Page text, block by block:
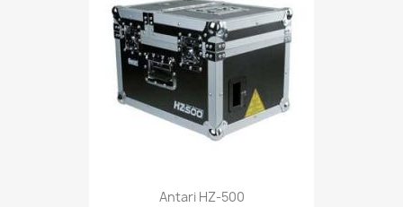
Snel bekijken
Antari HZ-500